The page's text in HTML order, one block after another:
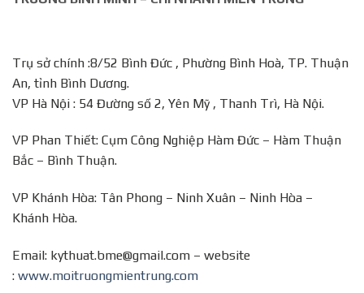
Trụ sở chính :8/52 Bình Đức , Phường Bình Hoà, TP. Thuận
An, tỉnh Bình Dương.
VP Hà Nội : 54 Đường số 2, Yên Mỹ , Thanh Trì, Hà Nội.
VP Phan Thiết: Cụm Công Nghiệp Hàm Đức – Hàm Thuận
Bắc – Bình Thuận.
VP Khánh Hòa: Tân Phong – Ninh Xuân – Ninh Hòa –
Khánh Hòa.
Email: kythuat.bme@gmail.com – website
: www.moitruongmientrung.com